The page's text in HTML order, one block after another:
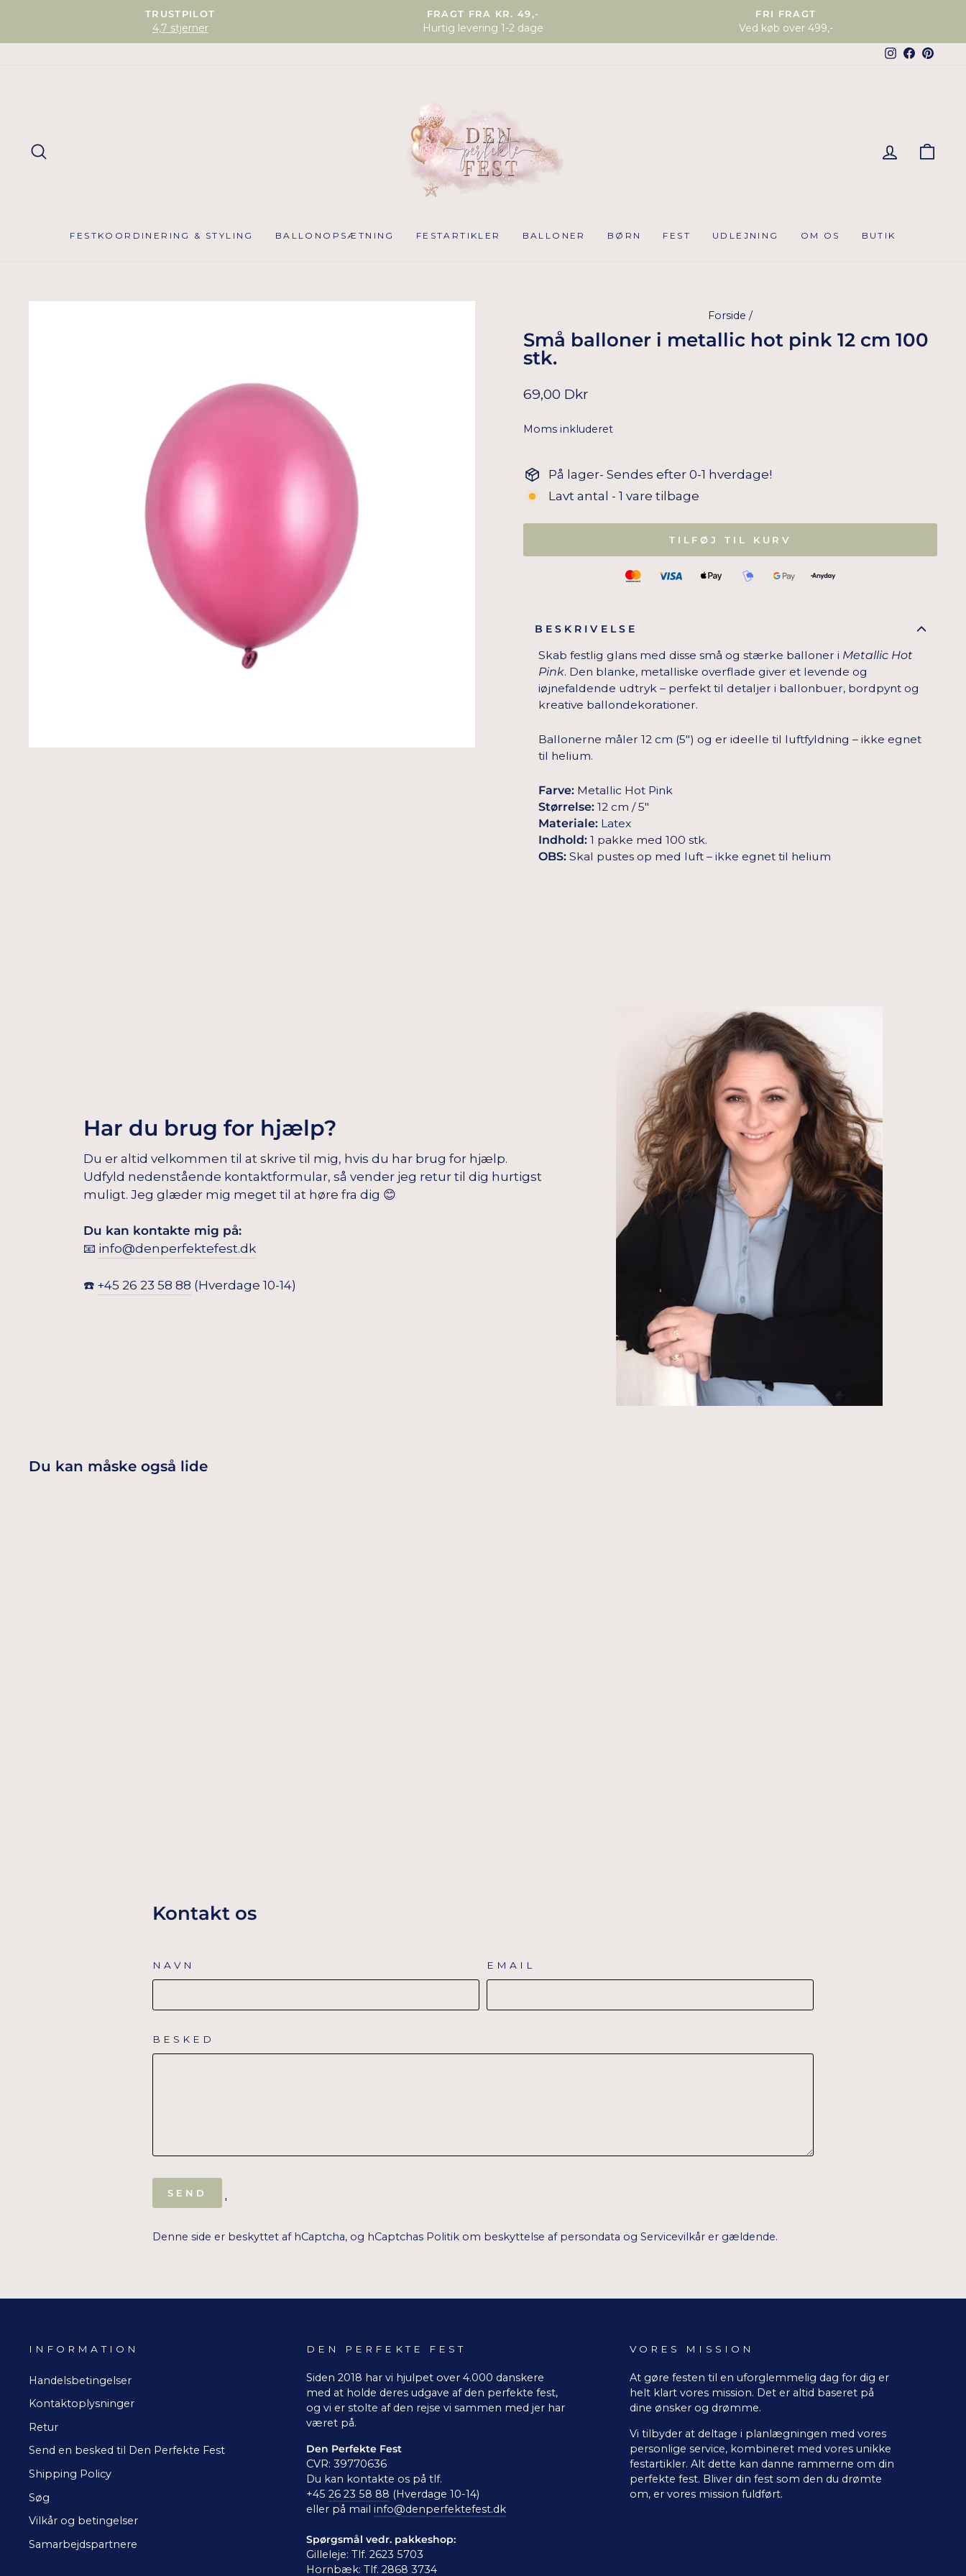
TRUSTPILOT
4,7 stjerner
FRAGT FRA KR. 49,-
Hurtig levering 1-2 dage
FRI FRAGT
Ved køb over 499,-
Instagram
FESTKOORDINERING & STYLING BALLONOPSÆTNING FESTARTIKLER BALLONER BØRN FEST UDLEJNING OM OS BUTIK
Forside /
Små balloner i metallic hot pink 12 cm 100
stk.
Normal
69,00 Dkr
Moms inkluderet
På lager- Sendes efter 0-1 hverdage!
Lavt antal - 1 vare tilbage
TILFØJ TIL KURV
BESKRIVELSE
Skab festlig glans med disse små og stærke balloner i Metallic Hot
Pink. Den blanke, metalliske overflade giver et levende og
iøjnefaldende udtryk – perfekt til detaljer i ballonbuer, bordpynt og
kreative ballondekorationer.
Ballonerne måler 12 cm (5") og er ideelle til luftfyldning – ikke egnet
til helium.
Farve: Metallic Hot Pink
Størrelse: 12 cm / 5"
Materiale: Latex
Indhold: 1 pakke med 100 stk.
OBS: Skal pustes op med luft – ikke egnet til helium
Har du brug for hjælp?
Du er altid velkommen til at skrive til mig, hvis du har brug for hjælp.
Udfyld nedenstående kontaktformular, så vender jeg retur til dig hurtigst
muligt. Jeg glæder mig meget til at høre fra dig 😊
Du kan kontakte mig på:
📧 info@denperfektefest.dk
☎️ +45 26 23 58 88 (Hverdage 10-14)
Du kan måske også lide
Kontakt os
NAVN EMAIL
BESKED
SEND
'
Denne side er beskyttet af hCaptcha, og hCaptchas Politik om beskyttelse af persondata og Servicevilkår er gældende.
INFORMATION
Handelsbetingelser
Kontaktoplysninger
Retur
Send en besked til Den Perfekte Fest
Shipping Policy
Søg
Vilkår og betingelser
Samarbejdspartnere
DEN PERFEKTE FEST
Siden 2018 har vi hjulpet over 4.000 danskere
med at holde deres udgave af den perfekte fest,
og vi er stolte af den rejse vi sammen med jer har
været på.
Den Perfekte Fest
CVR: 39770636
Du kan kontakte os på tlf.
+45 26 23 58 88 (Hverdage 10-14)
eller på mail info@denperfektefest.dk
Spørgsmål vedr. pakkeshop:
Gilleleje: Tlf. 2623 5703
Hornbæk: Tlf. 2868 3734
VORES MISSION
At gøre festen til en uforglemmelig dag for dig er
helt klart vores mission. Det er altid baseret på
dine ønsker og drømme.
Vi tilbyder at deltage i planlægningen med vores
personlige service, kombineret med vores unikke
festartikler. Alt dette kan danne rammerne om din
perfekte fest. Bliver din fest som den du drømte
om, er vores mission fuldført.